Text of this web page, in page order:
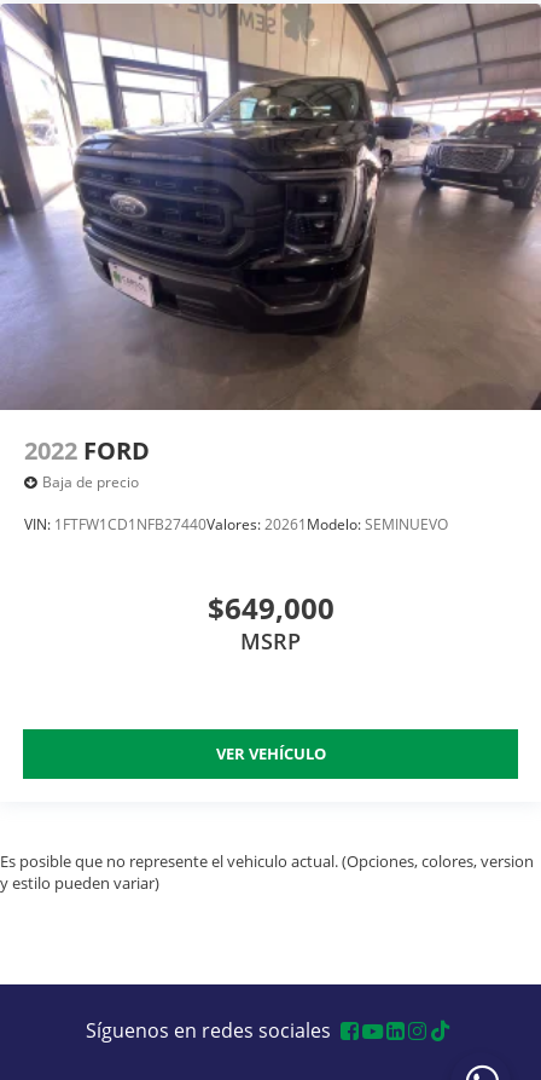
2022 FORD
Baja de precio
VIN: 1FTFW1CD1NFB27440Valores:20261Modelo:SEMINUEVO
$649,000
MSRP
VER VEHÍCULO
Es posible que no represente el vehiculo actual. (Opciones, colores, version
y estilo pueden variar)
Síguenos en redes sociales